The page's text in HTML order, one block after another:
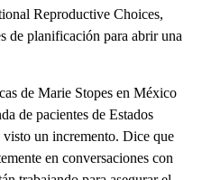
Reproductive Choices,
de planificación para abrir una
de Marie Stopes en México
de pacientes de Estados
un incremento. Dice que
en conversaciones con